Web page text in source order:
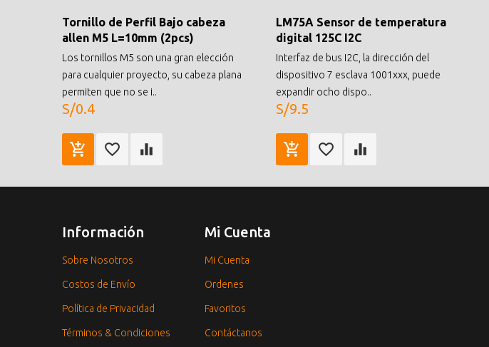
Tornillo de Perfil Bajo cabeza
allen M5 L=10mm (2pcs)
Los tornillos M5 son una gran elección
para cualquier proyecto, su cabeza plana
permiten que no se i..
S/0.4
LM75A Sensor de temperatura
digital 125C I2C
Interfaz de bus I2C, la dirección del
dispositivo 7 esclava 1001xxx, puede
expandir ocho dispo..
S/9.5
Información
Sobre Nosotros
Costos de Envío
Política de Privacidad
Términos & Condiciones
Mi Cuenta
Mi Cuenta
Ordenes
Favoritos
Contáctanos